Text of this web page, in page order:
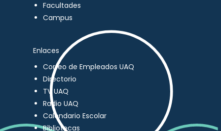
Facultades
Campus
Enlaces
Correo de Empleados UAQ
Directorio
TV UAQ
Radio UAQ
Calendario Escolar
Bibliotecas